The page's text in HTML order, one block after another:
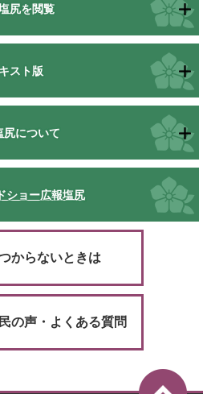
尻を閲覧
スト版
尻について
ショー広報塩尻
からないときは
の声・よくある質問